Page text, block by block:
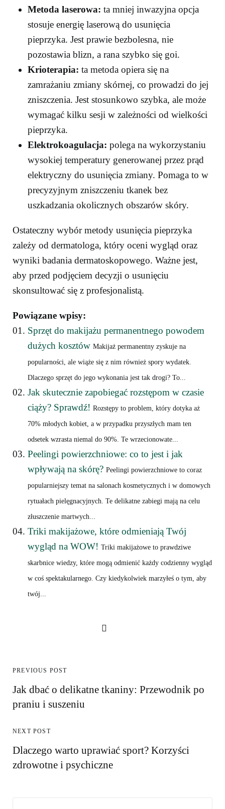
Metoda laserowa: ta mniej inwazyjna opcja
stosuje energię laserową do usunięcia
pieprzyka. Jest prawie bezbolesna, nie
pozostawia blizn, a rana szybko się goi.
Krioterapia: ta metoda opiera się na
zamrażaniu zmiany skórnej, co prowadzi do jej
zniszczenia. Jest stosunkowo szybka, ale może
wymagać kilku sesji w zależności od wielkości
pieprzyka.
Elektrokoagulacja: polega na wykorzystaniu
wysokiej temperatury generowanej przez prąd
elektryczny do usunięcia zmiany. Pomaga to w
precyzyjnym zniszczeniu tkanek bez
uszkadzania okolicznych obszarów skóry.
Ostateczny wybór metody usunięcia pieprzyka
zależy od dermatologa, który oceni wygląd oraz
wyniki badania dermatoskopowego. Ważne jest,
aby przed podjęciem decyzji o usunięciu
skonsultować się z profesjonalistą.
Powiązane wpisy:
Sprzęt do makijażu permanentnego powodem
dużych kosztów Makijaż permanentny zyskuje na
popularności, ale wiąże się z nim również spory wydatek.
Dlaczego sprzęt do jego wykonania jest tak drogi? To...
Jak skutecznie zapobiegać rozstępom w czasie
ciąży? Sprawdź! Rozstępy to problem, który dotyka aż
70% młodych kobiet, a w przypadku przyszłych mam ten
odsetek wzrasta niemal do 90%. Te wrzecionowate...
Peelingi powierzchniowe: co to jest i jak
wpływają na skórę? Peelingi powierzchniowe to coraz
popularniejszy temat na salonach kosmetycznych i w domowych
rytuałach pielęgnacyjnych. Te delikatne zabiegi mają na celu
złuszczenie martwych...
Triki makijażowe, które odmieniają Twój
wygląd na WOW! Triki makijażowe to prawdziwe
skarbnice wiedzy, które mogą odmienić każdy codzienny wygląd
w coś spektakularnego. Czy kiedykolwiek marzyłeś o tym, aby
twój...
PREVIOUS POST
Jak dbać o delikatne tkaniny: Przewodnik po
praniu i suszeniu
NEXT POST
Dlaczego warto uprawiać sport? Korzyści
zdrowotne i psychiczne